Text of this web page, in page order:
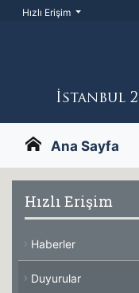
Hızlı Erişim
İstanbul
Ana Sayfa
Hızlı Erişim
Haberler
Duyurular